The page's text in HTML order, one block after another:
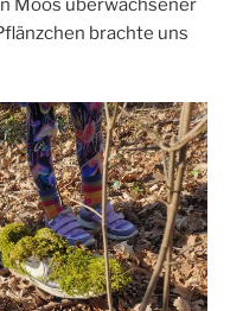
Moos überwachsener
brachte uns